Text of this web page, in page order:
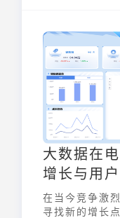
面，结果看得
也不知道下一
品分析，应该
大数据在
增长与用
在当今竞争激
寻找新的增长